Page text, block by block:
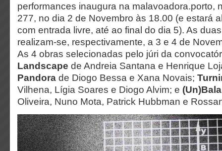
performances inaugura na malavoadora.porto,
277, no dia 2 de Novembro às 18.00 (e estará
com entrada livre, até ao final do dia 5). As
realizam-se, respectivamente, a 3 e 4 de
As 4 obras selecionadas pelo júri da
Landscape de Andreia Santana e Henrique
Pandora de Diogo Bessa e Xana Novais;
Vilhena, Lígia Soares e Diogo Alvim; e
Oliveira, Nuno Mota, Patrick Hubbman e